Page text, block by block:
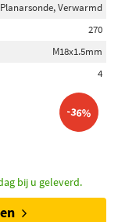
Planarsonde, Verwarmd
270
M18x1.5mm
4
-36%
bij u geleverd.